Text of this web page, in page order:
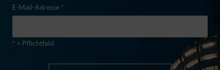
E-Mail-Adresse *
* = Pflichtfeld